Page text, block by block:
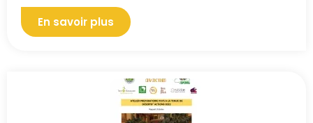
En savoir plus